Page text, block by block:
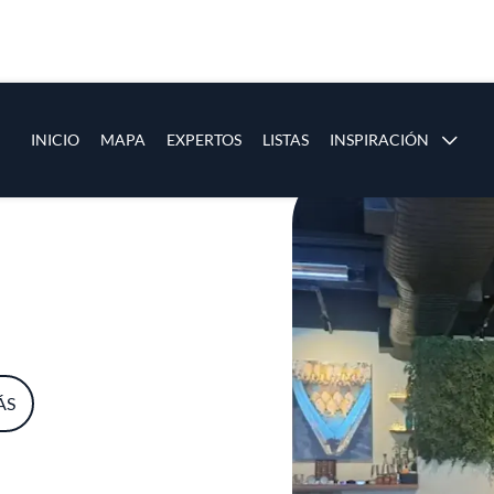
INICIO MAPA EXPERTOS LISTAS INSPIRACIÓN